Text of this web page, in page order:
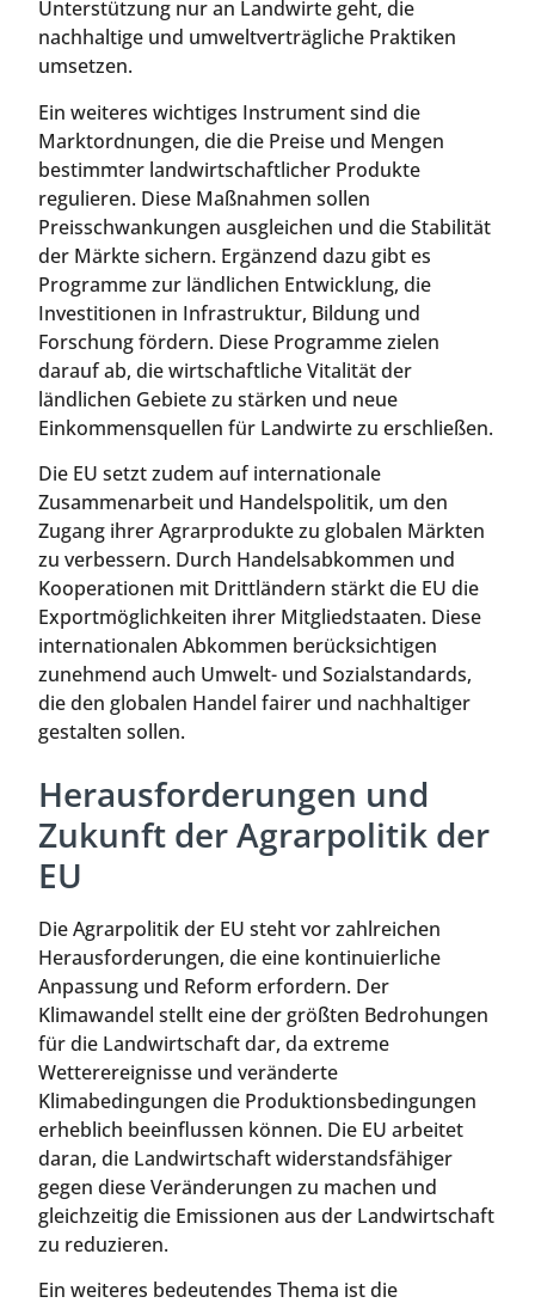
Unterstützung nur an Landwirte geht, die
nachhaltige und umweltverträgliche Praktiken
umsetzen.
Ein weiteres wichtiges Instrument sind die
Marktordnungen, die die Preise und Mengen
bestimmter landwirtschaftlicher Produkte
regulieren. Diese Maßnahmen sollen
Preisschwankungen ausgleichen und die Stabilität
der Märkte sichern. Ergänzend dazu gibt es
Programme zur ländlichen Entwicklung, die
Investitionen in Infrastruktur, Bildung und
Forschung fördern. Diese Programme zielen
darauf ab, die wirtschaftliche Vitalität der
ländlichen Gebiete zu stärken und neue
Einkommensquellen für Landwirte zu erschließen.
Die EU setzt zudem auf internationale
Zusammenarbeit und Handelspolitik, um den
Zugang ihrer Agrarprodukte zu globalen Märkten
zu verbessern. Durch Handelsabkommen und
Kooperationen mit Drittländern stärkt die EU die
Exportmöglichkeiten ihrer Mitgliedstaaten. Diese
internationalen Abkommen berücksichtigen
zunehmend auch Umwelt- und Sozialstandards,
die den globalen Handel fairer und nachhaltiger
gestalten sollen.
Herausforderungen und
Zukunft der Agrarpolitik der
EU
Die Agrarpolitik der EU steht vor zahlreichen
Herausforderungen, die eine kontinuierliche
Anpassung und Reform erfordern. Der
Klimawandel stellt eine der größten Bedrohungen
für die Landwirtschaft dar, da extreme
Wetterereignisse und veränderte
Klimabedingungen die Produktionsbedingungen
erheblich beeinflussen können. Die EU arbeitet
daran, die Landwirtschaft widerstandsfähiger
gegen diese Veränderungen zu machen und
gleichzeitig die Emissionen aus der Landwirtschaft
zu reduzieren.
Ein weiteres bedeutendes Thema ist die